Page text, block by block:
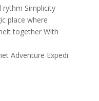
Adventure Expedi